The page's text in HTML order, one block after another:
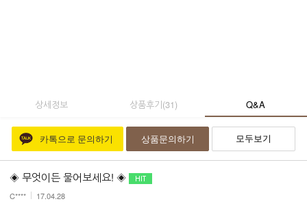
상세정보 상품후기(31) Q&A
카톡으로 문의하기 상품문의하기 모두보기
◈ 무엇이든 물어보세요! ◈
C**** 17.04.28